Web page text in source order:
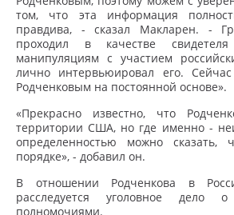
том, что эта информация
правдива, - сказал Макларен. -
проходил в качестве
манипуляциям с участием
лично интервьюировал его.
Родченковым на постоянной основе».
«Прекрасно известно, что
территории США, но где именно -
определенностью можно
порядке», - добавил он.
В отношении Родченкова в
расследуется уголовное дело о
полномочиями.